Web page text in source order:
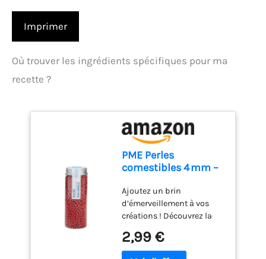
Imprimer
Où trouver les ingrédients spécifiques pour ma
recette ?
PME Perles
comestibles 4 mm –
Ajoutez un brin
d’émerveillement à vos
créations ! Découvrez la
sprinkles PME, éclatante
de couleurs audacieuses
2,99 €